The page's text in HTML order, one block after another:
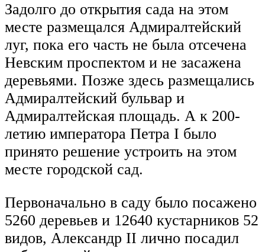
Задолго до открытия сада на этом
месте размещался Адмиралтейский
луг, пока его часть не была отсечена
Невским проспектом и не засажена
деревьями. Позже здесь размещались
Адмиралтейский бульвар и
Адмиралтейская площадь. А к 200-
летию императора Петра I было
принято решение устроить на этом
месте городской сад.
Первоначально в саду было посажено
5260 деревьев и 12640 кустарников 52
видов, Александр II лично посадил